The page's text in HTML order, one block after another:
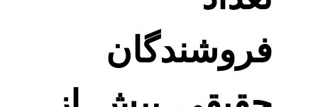
فروشندگان